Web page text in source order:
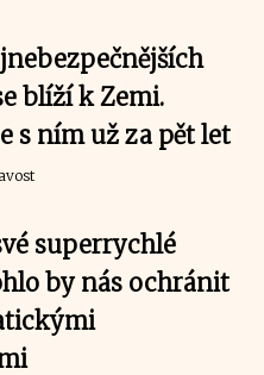
blíží k Zemi.
s ním už za pět let
superrychlé
by nás ochránit